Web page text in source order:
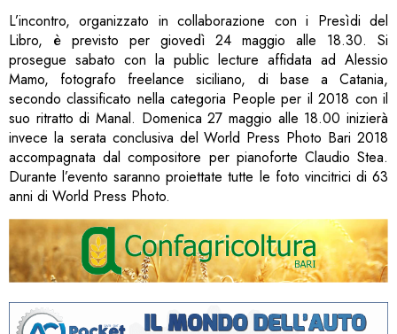
L’incontro, organizzato in collaborazione con i Presìdi del
Libro, è previsto per giovedì 24 maggio alle 18.30. Si
prosegue sabato con la public lecture affidata ad Alessio
Mamo, fotografo freelance siciliano, di base a Catania,
secondo classificato nella categoria People per il 2018 con il
suo ritratto di Manal. Domenica 27 maggio alle 18.00 inizierà
invece la serata conclusiva del World Press Photo Bari 2018
accompagnata dal compositore per pianoforte Claudio Stea.
Durante l’evento saranno proiettate tutte le foto vincitrici di 63
anni di World Press Photo.